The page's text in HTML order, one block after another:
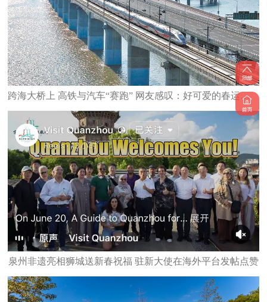
跨海大桥上 高铁与汽车“赛跑” 网友感叹：好可爱的春运图景
泉州非遗亮相狮城送新春祝福 驻新大使在海外平台发帖点赞